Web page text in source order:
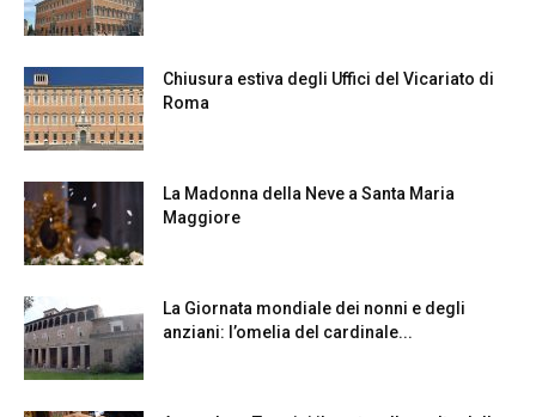
Chiusura estiva degli Uffici del Vicariato di
Roma
La Madonna della Neve a Santa Maria
Maggiore
La Giornata mondiale dei nonni e degli
anziani: l’omelia del cardinale...